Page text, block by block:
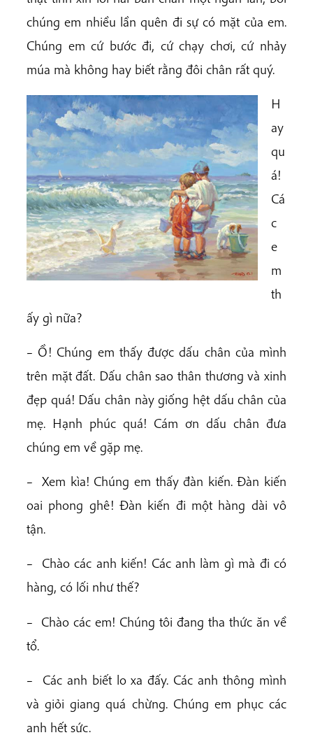
chúng em nhiều lần quên đi sự có mặt của em.
Chúng em cứ bước đi, cứ chạy chơi, cứ nhảy
múa mà không hay biết rằng đôi chân rất quý.
H
ay
qu
á!
Cá
c
e
m
th
ấy gì nữa?
– Ồ! Chúng em thấy được dấu chân của mình
trên mặt đất. Dấu chân sao thân thương và xinh
đẹp quá! Dấu chân này giống hệt dấu chân của
mẹ. Hạnh phúc quá! Cám ơn dấu chân đưa
chúng em về gặp mẹ.
– Xem kìa! Chúng em thấy đàn kiến. Đàn kiến
oai phong ghê! Đàn kiến đi một hàng dài vô
tận.
– Chào các anh kiến! Các anh làm gì mà đi có
hàng, có lối như thế?
– Chào các em! Chúng tôi đang tha thức ăn về
tổ.
– Các anh biết lo xa đấy. Các anh thông mình
và giỏi giang quá chừng. Chúng em phục các
anh hết sức.